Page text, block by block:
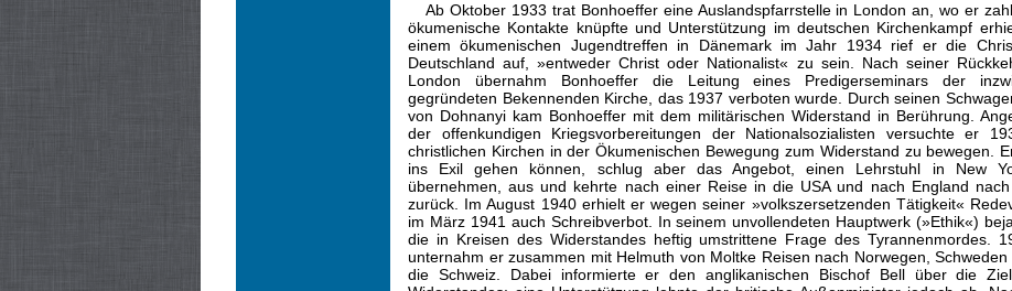
Ab Oktober 1933 trat Bonhoeffer eine Auslandspfarrstelle in London an, wo er
ökumenische Kontakte knüpfte und Unterstützung im deutschen Kirchenkampf
einem ökumenischen Jugendtreffen in Dänemark im Jahr 1934 rief er die
Deutschland auf, »entweder Christ oder Nationalist« zu sein. Nach seiner
London übernahm Bonhoeffer die Leitung eines Predigerseminars der
gegründeten Bekennenden Kirche, das 1937 verboten wurde. Durch seinen
von Dohnanyi kam Bonhoeffer mit dem militärischen Widerstand in Berührung.
der offenkundigen Kriegsvorbereitungen der Nationalsozialisten versuchte er
christlichen Kirchen in der Ökumenischen Bewegung zum Widerstand zu bewegen.
ins Exil gehen können, schlug aber das Angebot, einen Lehrstuhl in New
übernehmen, aus und kehrte nach einer Reise in die USA und nach England nach
zurück. Im August 1940 erhielt er wegen seiner »volkszersetzenden Tätigkeit«
im März 1941 auch Schreibverbot. In seinem unvollendeten Hauptwerk (»Ethik«)
die in Kreisen des Widerstandes heftig umstrittene Frage des Tyrannenmordes.
unternahm er zusammen mit Helmuth von Moltke Reisen nach Norwegen, Schweden
die Schweiz. Dabei informierte er den anglikanischen Bischof Bell über die